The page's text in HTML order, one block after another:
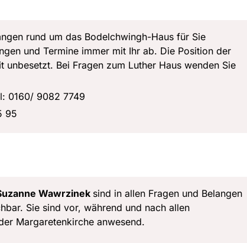
rund um das Bodelchwingh-Haus für Sie
und Termine immer mit Ihr ab. Die Position der
unbesetzt. Bei Fragen zum Luther Haus wenden Sie
0160/ 9082 7749
95
Wawrzinek sind in allen Fragen und Belangen
Sie sind vor, während und nach allen
Margaretenkirche anwesend.